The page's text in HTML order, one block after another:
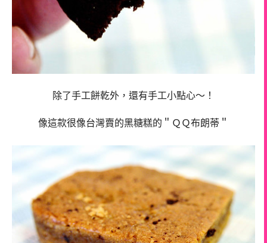
除了手工餅乾外，還有手工小點心～！
像這款很像台灣賣的黑糖糕的＂ＱＱ布朗蒂＂